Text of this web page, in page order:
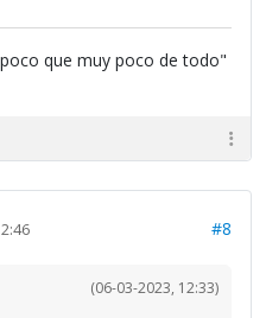
que muy poco de todo"
#8
(06-03-2023, 12:33)